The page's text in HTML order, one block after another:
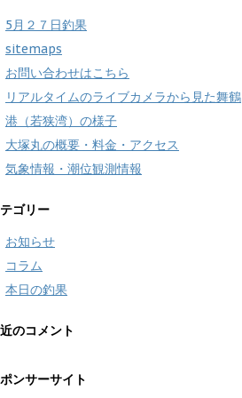
5月２７日釣果
sitemaps
お問い合わせはこちら
リアルタイムのライブカメラから見た舞鶴
港（若狭湾）の様子
大塚丸の概要・料金・アクセス
気象情報・潮位観測情報
ゴリー
お知らせ
コラム
本日の釣果
のコメント
ンサーサイト